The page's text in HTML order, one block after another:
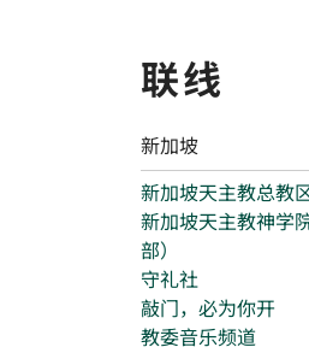
联线
新加坡
新加坡天主教总教
新加坡天主教神学
部）
守礼社
敲门，必为你开
教委音乐频道